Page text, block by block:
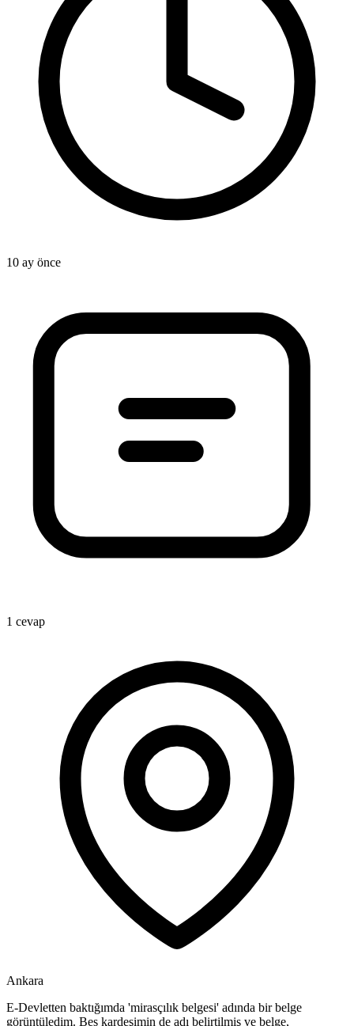
10 ay önce
1 cevap
Ankara
E-Devletten baktığımda 'mirasçılık belgesi' adında bir belge
görüntüledim. Bes kardeşimin de adı belirtilmiş ve belge,